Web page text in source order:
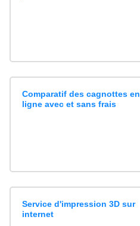
Comparatif des cagnottes en
ligne avec et sans frais
Service d'impression 3D sur
internet